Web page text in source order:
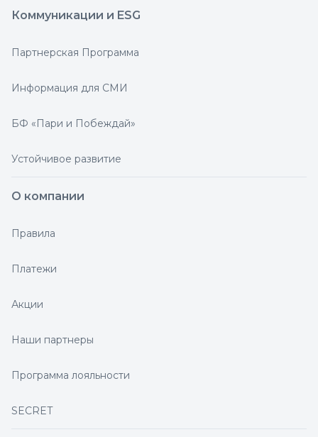
Коммуникации и ESG
Партнерская Программа
Информация для СМИ
БФ «Пари и Побеждай»
Устойчивое развитие
О компании
Правила
Платежи
Акции
Наши партнеры
Программа лояльности
SECRET